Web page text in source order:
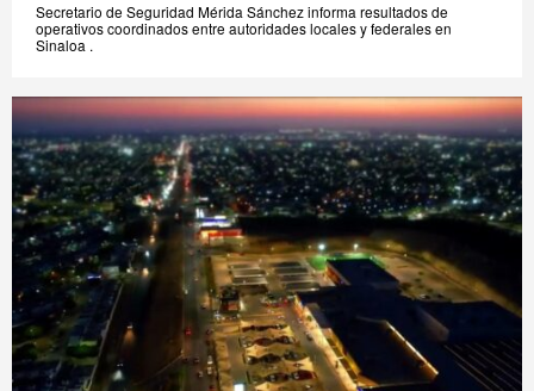
Secretario de Seguridad Mérida Sánchez informa resultados de
operativos coordinados entre autoridades locales y federales en
Sinaloa .